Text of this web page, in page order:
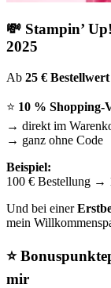
💸 Stampin’
2025
Ab 25 € Bestellwert
⭐ 10 % Shopping-
→ direkt im
→ ganz ohne Code
Beispiel:
100 € Bestellung →
Und bei einer
mein
⭐
mir